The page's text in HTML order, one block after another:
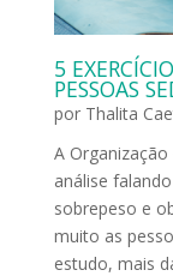
5
PESSOAS
por Thalita
A
análise
sobrepeso e
muito as
estudo, mais